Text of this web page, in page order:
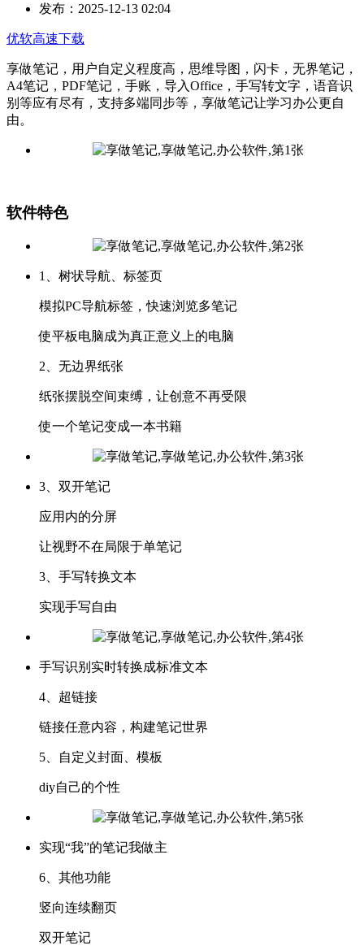
发布： 2025-12-13 02:04
优软高速下载
享做笔记，用户自定义程度高，思维导图，闪卡，无界笔记，
A4笔记，PDF笔记，手账，导入Office，手写转文字，语音识
别等应有尽有，支持多端同步等，享做笔记让学习办公更自
由。
软件特色
1、树状导航、标签页
模拟PC导航标签，快速浏览多笔记
使平板电脑成为真正意义上的电脑
2、无边界纸张
纸张摆脱空间束缚，让创意不再受限
使一个笔记变成一本书籍
3、双开笔记
应用内的分屏
让视野不在局限于单笔记
3、手写转换文本
实现手写自由
手写识别实时转换成标准文本
4、超链接
链接任意内容，构建笔记世界
5、自定义封面、模板
diy自己的个性
实现“我”的笔记我做主
6、其他功能
竖向连续翻页
双开笔记